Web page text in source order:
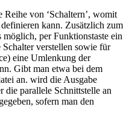
von ‘Schaltern’, womit
kann. Zusätzlich zum
per Funktionstaste ein
verstellen sowie für
eine Umlenkung der
Gibt man etwa bei dem
an. wird die Ausgabe
die parallele Schnittstelle an
sofern man den